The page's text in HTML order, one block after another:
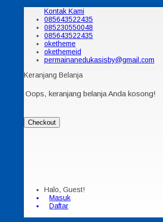
Kontak Kami
085643522435
085230550048
085643522435
oketheme
okethemeid
permainanedukasisby@gmail.com
Keranjang Belanja
Oops, keranjang belanja Anda kosong!
Checkout
Halo, Guest!
Masuk
Daftar